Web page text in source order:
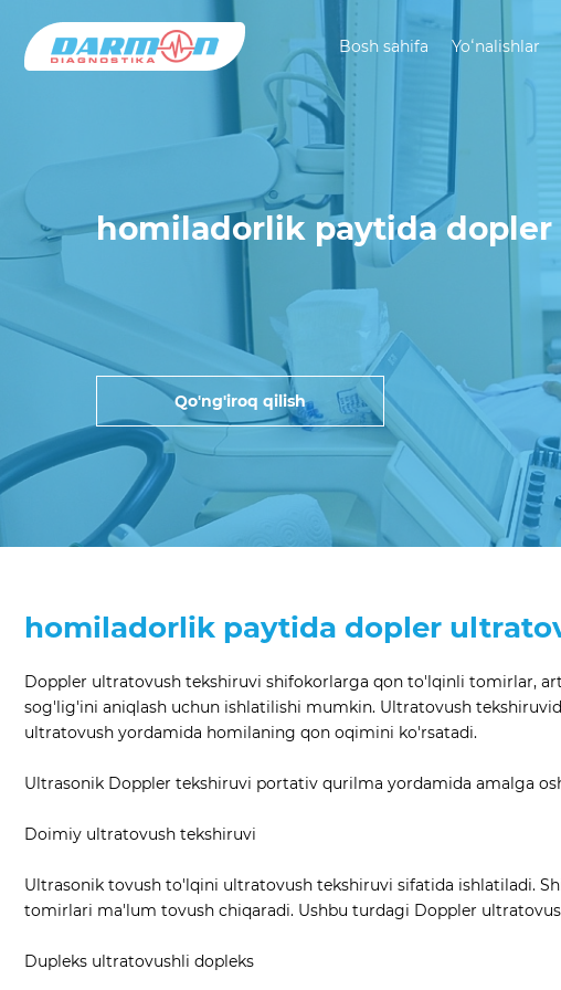
Bosh sahifa Yoʻnalishlar
homiladorlik paytida
Qo'ng'iroq qilish
homiladorlik paytida dopler
Doppler ultratovush tekshiruvi shifokorlarga qon to'lqinli tomirlar,
sog'lig'ini aniqlash uchun ishlatilishi mumkin. Ultratovush
ultratovush yordamida homilaning qon oqimini ko'rsatadi.
Ultrasonik Doppler tekshiruvi portativ qurilma yordamida amalga
Doimiy ultratovush tekshiruvi
Ultrasonik tovush to'lqini ultratovush tekshiruvi sifatida ishlatiladi.
tomirlari ma'lum tovush chiqaradi. Ushbu turdagi Doppler
Dupleks ultratovushli dopleks